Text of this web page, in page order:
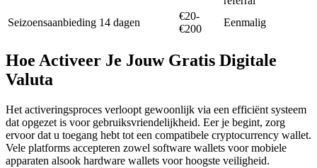
Seizoensaanbieding 14 dagen
€20-
€200
Eenmalig
Hoe Activeer Je Jouw Gratis Digitale
Valuta
Het activeringsproces verloopt gewoonlijk via een efficiënt systeem
dat opgezet is voor gebruiksvriendelijkheid. Eer je begint, zorg
ervoor dat u toegang hebt tot een compatibele cryptocurrency wallet.
Vele platforms accepteren zowel software wallets voor mobiele
apparaten alsook hardware wallets voor hoogste veiligheid.